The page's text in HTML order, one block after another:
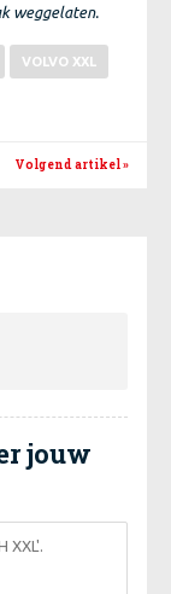
weggelaten.
VOLVO XXL
Volgend artikel»
jouw